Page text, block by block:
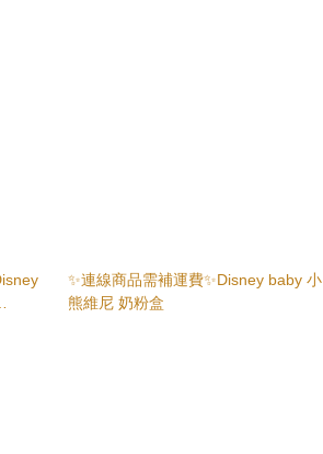
✨連線商品需補運費✨Disney baby 小
熊維尼 奶粉盒